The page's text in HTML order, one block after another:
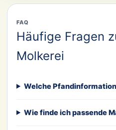
FAQ
Häufige Fragen
Molkerei
Welche
Wie finde ich passende